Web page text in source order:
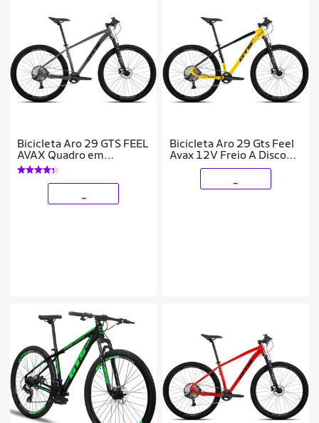
Bicicleta Aro 29 GTS FEEL
AVAX Quadro em
Aluminio 12 Marchas
Freio a Disco Hidráulico
Bicicleta Aro 29 Gts Feel
Avax 12V Freio A Disco
Hidráulico